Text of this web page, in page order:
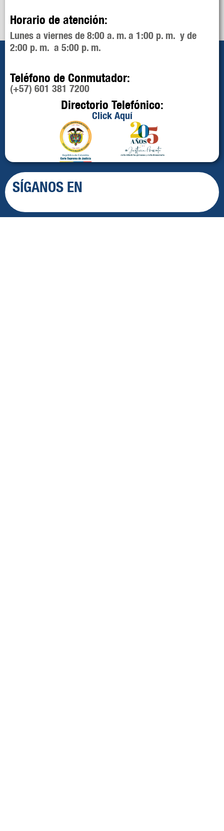
Horario de atención:
Lunes a viernes de 8:00 a. m. a 1:00 p. m. y de
2:00 p. m. a 5:00 p. m.
Teléfono de Conmutador:
(+57) 601 381 7200
Directorio Telefónico:
Click Aquí
SÍGANOS EN